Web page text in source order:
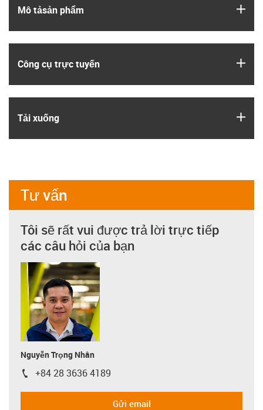
Mô tả­sản phẩm
Công cụ trực tuyến
Tải xuống
Tư vấn
Tôi sẽ rất vui được trả lời trực tiếp
các câu hỏi của bạn
Nguyễn Trọng Nhân
igus-icon-phone
+84 28 3636 4189
Gửi email